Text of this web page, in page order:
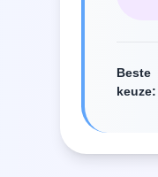
Beste
keuze: